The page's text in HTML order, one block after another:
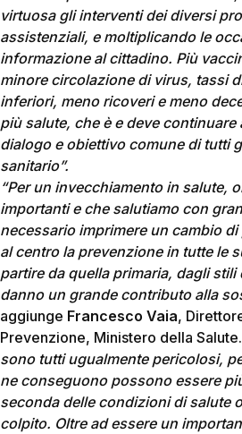
virtuosa gli interventi dei diversi
assistenziali, e moltiplicando le
informazione al cittadino. Più
minore circolazione di virus, tassi
inferiori, meno ricoveri e meno
più salute, che è e deve continuare
dialogo e obiettivo comune di tutti
sanitario”.
“Per un invecchiamento in salute,
importanti e che salutiamo con
necessario imprimere un cambio
al centro la prevenzione in tutte le
partire da quella primaria, dagli stili
danno un grande contributo alla
aggiunge Francesco Vaia,
Prevenzione, Ministero della Salute.
sono tutti ugualmente pericolosi,
ne conseguono possono essere
seconda delle condizioni di salute
colpito. Oltre ad essere un